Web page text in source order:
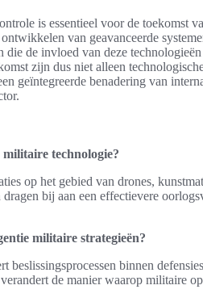
is essentieel voor de toekomst
van geavanceerde
de invloed van deze
zijn dus niet alleen
geïntegreerde benadering van
technologie?
op het gebied van drones,
bij aan een effectievere
militaire strategieën?
beslissingsprocessen binnen
de manier waarop militaire